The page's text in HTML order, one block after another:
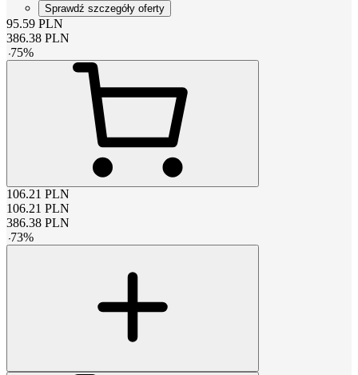
Sprawdź szczegóły oferty
95.59 PLN
386.38 PLN
-75%
106.21 PLN
106.21 PLN
386.38 PLN
-73%